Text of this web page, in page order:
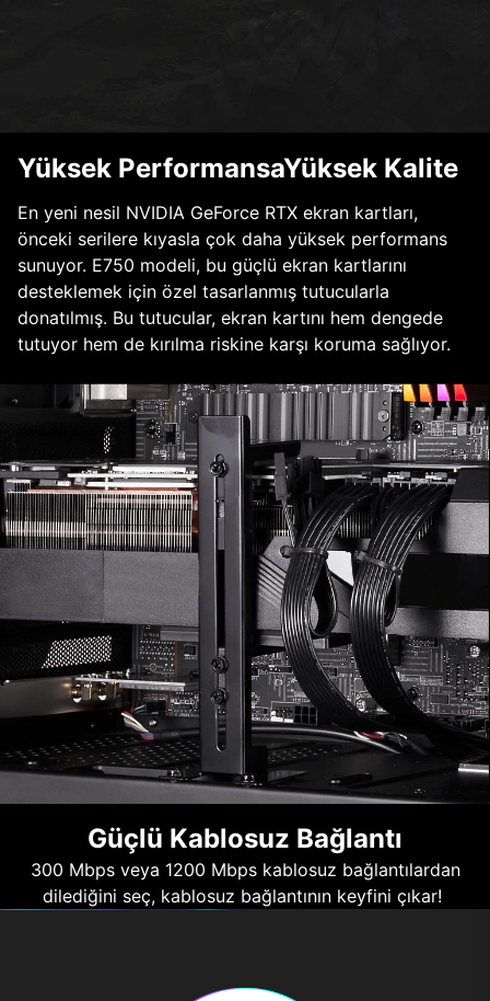
Yüksek PerformansaYüksek Kalite
En yeni nesil NVIDIA GeForce RTX ekran kartları,
önceki serilere kıyasla çok daha yüksek performans
sunuyor. E750 modeli, bu güçlü ekran kartlarını
desteklemek için özel tasarlanmış tutucularla
donatılmış. Bu tutucular, ekran kartını hem dengede
tutuyor hem de kırılma riskine karşı koruma sağlıyor.
Güçlü Kablosuz Bağlantı
300 Mbps veya 1200 Mbps kablosuz bağlantılardan
dilediğini seç, kablosuz bağlantının keyfini çıkar!